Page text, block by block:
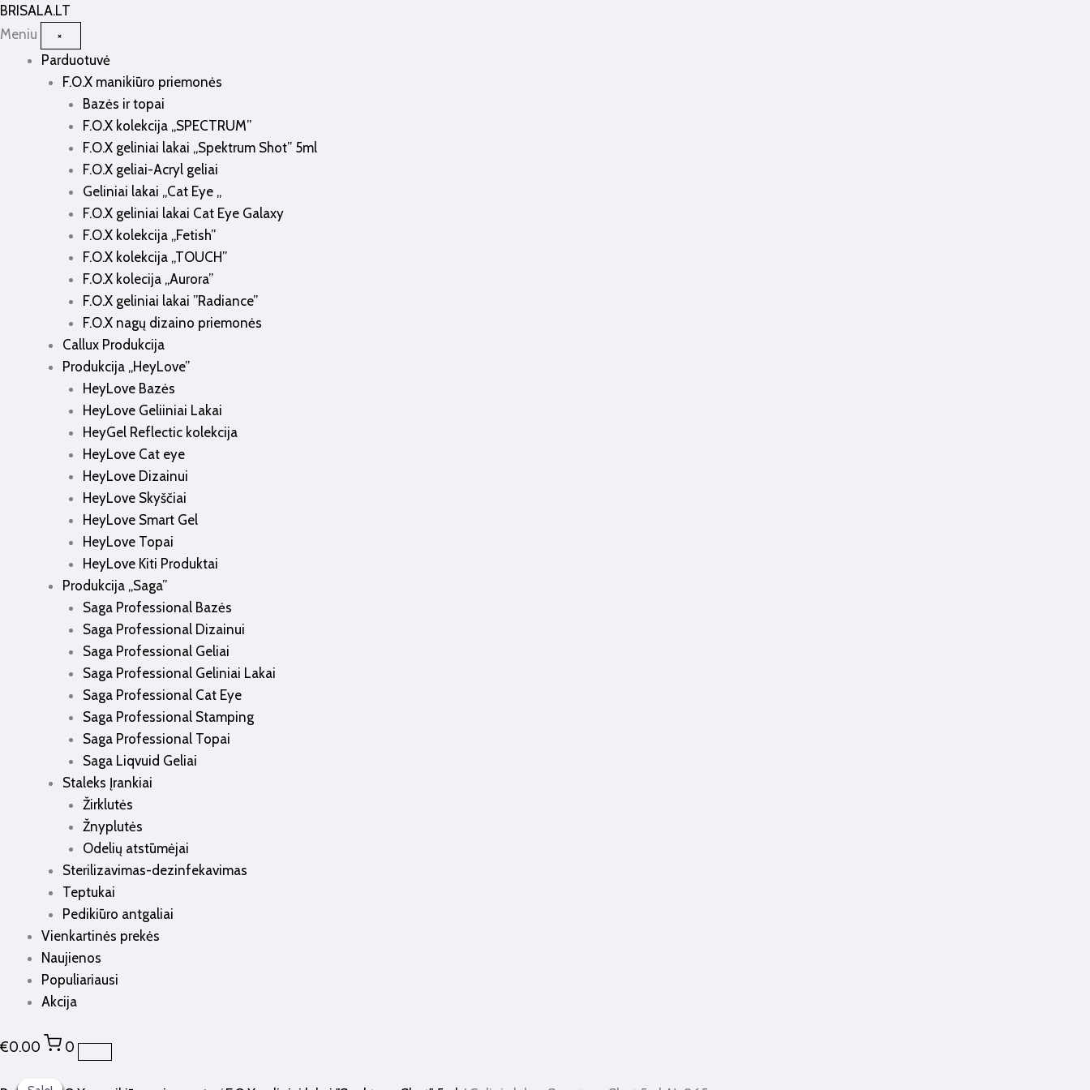
BRISALA.LT
Meniu
×
Parduotuvė
F.O.X manikiūro priemonės
Bazės ir topai
F.O.X kolekcija „SPECTRUM”
F.O.X geliniai lakai „Spektrum Shot” 5ml
F.O.X geliai-Acryl geliai
Geliniai lakai „Cat Eye „
F.O.X geliniai lakai Cat Eye Galaxy
F.O.X kolekcija „Fetish”
F.O.X kolekcija „TOUCH”
F.O.X kolecija „Aurora”
F.O.X geliniai lakai ”Radiance”
F.O.X nagų dizaino priemonės
Callux Produkcija
Produkcija „HeyLove”
HeyLove Bazės
HeyLove Geliiniai Lakai
HeyGel Reflectic kolekcija
HeyLove Cat eye
HeyLove Dizainui
HeyLove Skyščiai
HeyLove Smart Gel
HeyLove Topai
HeyLove Kiti Produktai
Produkcija „Saga”
Saga Professional Bazės
Saga Professional Dizainui
Saga Professional Geliai
Saga Professional Geliniai Lakai
Saga Professional Cat Eye
Saga Professional Stamping
Saga Professional Topai
Saga Liqvuid Geliai
Staleks Įrankiai
Žirklutės
Žnyplutės
Odelių atstūmėjai
Sterilizavimas-dezinfekavimas
Teptukai
Pedikiūro antgaliai
Vienkartinės prekės
Naujienos
Populiariausi
Akcija
€0.00 0
Pereiti
prie